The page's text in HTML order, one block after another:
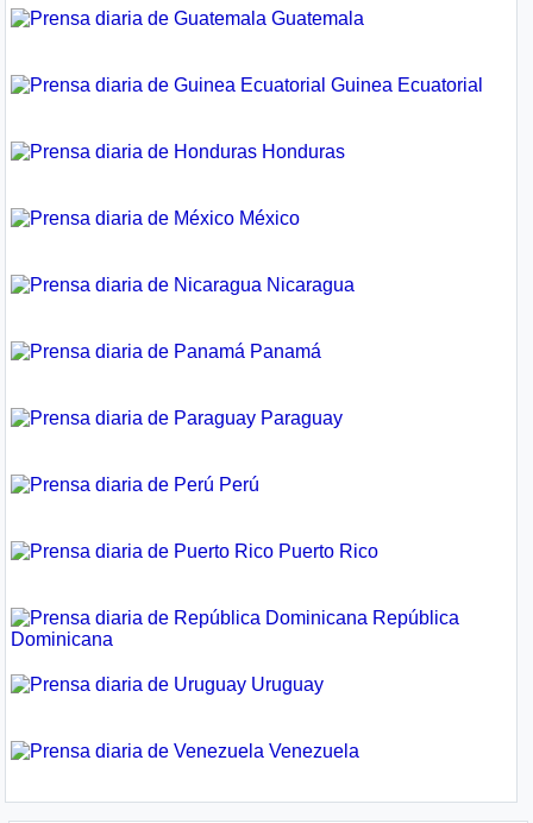
Guatemala
Guinea Ecuatorial
Honduras
México
Nicaragua
Panamá
Paraguay
Perú
Puerto Rico
República
Dominicana
Uruguay
Venezuela